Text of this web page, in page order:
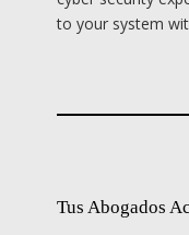
to your system
Tus Abogados